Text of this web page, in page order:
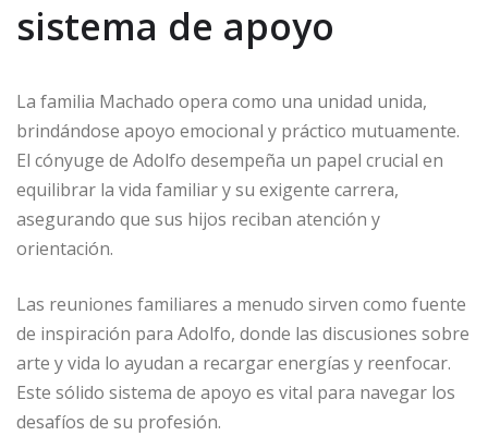
sistema de apoyo
La familia Machado opera como una unidad unida,
brindándose apoyo emocional y práctico mutuamente.
El cónyuge de Adolfo desempeña un papel crucial en
equilibrar la vida familiar y su exigente carrera,
asegurando que sus hijos reciban atención y
orientación.
Las reuniones familiares a menudo sirven como fuente
de inspiración para Adolfo, donde las discusiones sobre
arte y vida lo ayudan a recargar energías y reenfocar.
Este sólido sistema de apoyo es vital para navegar los
desafíos de su profesión.